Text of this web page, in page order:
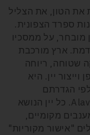
את הטון, את הצליל
ספרד הצפונית.
מובחר, על ממסכיו
ארץ מורכבת
שטוחה, ריוחה
יין. היא
הגדרתם
הרשמית: La Rioja, Navarre ו-Alava. כל יין הנושא
מקומיים,
"אישור מקוריות"